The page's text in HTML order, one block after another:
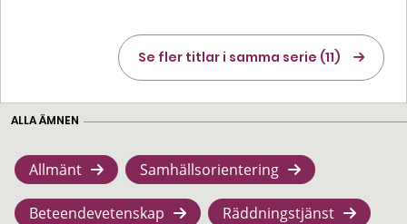
Se fler titlar i samma serie (11)
ALLA ÄMNEN
Allmänt Samhällsorientering
Beteendevetenskap Räddningstjänst